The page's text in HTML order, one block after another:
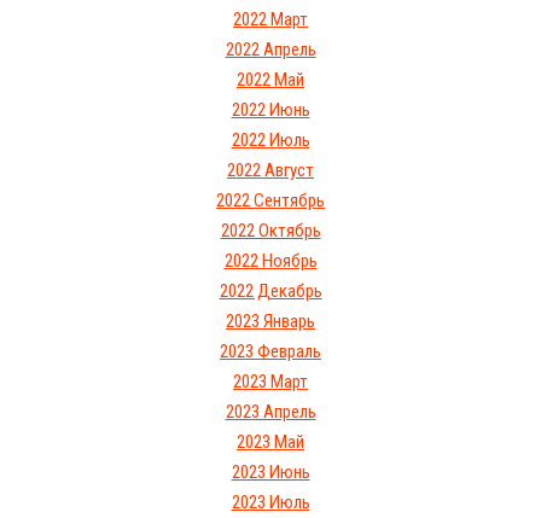
2022 Март
2022 Апрель
2022 Май
2022 Июнь
2022 Июль
2022 Август
2022 Сентябрь
2022 Октябрь
2022 Ноябрь
2022 Декабрь
2023 Январь
2023 Февраль
2023 Март
2023 Апрель
2023 Май
2023 Июнь
2023 Июль